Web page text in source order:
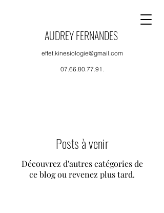
AUDREY FERNANDES
effet.kinesiologie@gmail.com
07.66.80.77.91 .
Posts à venir
Découvrez d'autres catégories de
ce blog ou revenez plus tard.